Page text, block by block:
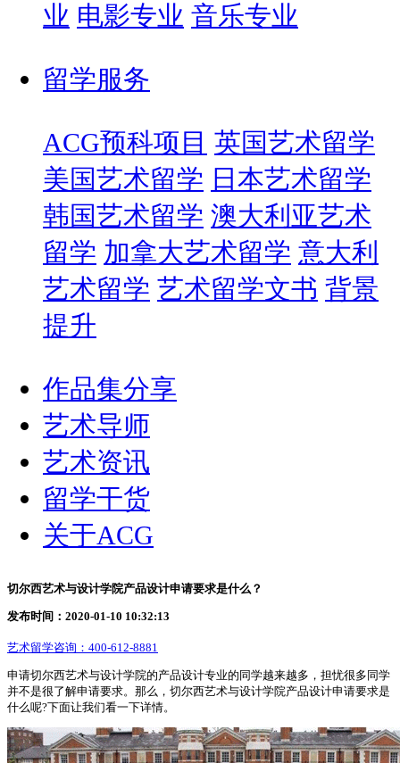
业 电影专业 音乐专业
留学服务
ACG预科项目 英国艺术留学
美国艺术留学 日本艺术留学
韩国艺术留学 澳大利亚艺术
留学 加拿大艺术留学 意大利
艺术留学 艺术留学文书 背景
提升
作品集分享
艺术导师
艺术资讯
留学干货
关于ACG
切尔西艺术与设计学院产品设计申请要求是什么？
发布时间：2020-01-10 10:32:13
艺术留学咨询： 400-612-8881
申请切尔西艺术与设计学院的产品设计专业的同学越来越多，担忧很多同学
并不是很了解申请要求。那么，切尔西艺术与设计学院产品设计申请要求是
什么呢?下面让我们看一下详情。